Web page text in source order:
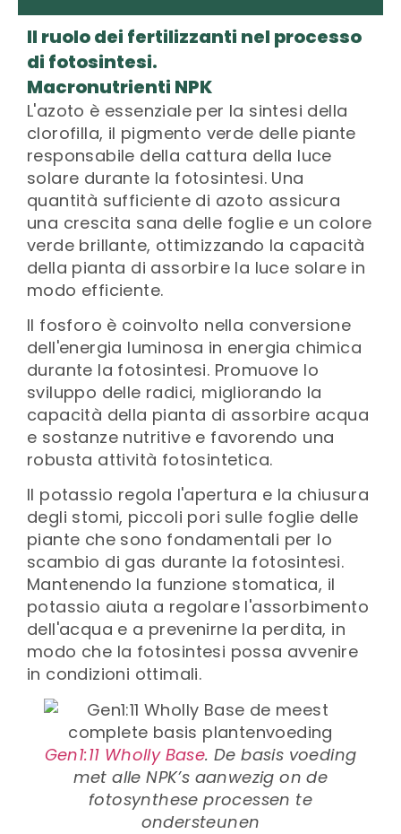
Il ruolo dei fertilizzanti nel processo
di fotosintesi.
Macronutrienti NPK
L'azoto è essenziale per la sintesi della
clorofilla, il pigmento verde delle piante
responsabile della cattura della luce
solare durante la fotosintesi. Una
quantità sufficiente di azoto assicura
una crescita sana delle foglie e un colore
verde brillante, ottimizzando la capacità
della pianta di assorbire la luce solare in
modo efficiente.
Il fosforo è coinvolto nella conversione
dell'energia luminosa in energia chimica
durante la fotosintesi. Promuove lo
sviluppo delle radici, migliorando la
capacità della pianta di assorbire acqua
e sostanze nutritive e favorendo una
robusta attività fotosintetica.
Il potassio regola l'apertura e la chiusura
degli stomi, piccoli pori sulle foglie delle
piante che sono fondamentali per lo
scambio di gas durante la fotosintesi.
Mantenendo la funzione stomatica, il
potassio aiuta a regolare l'assorbimento
dell'acqua e a prevenirne la perdita, in
modo che la fotosintesi possa avvenire
in condizioni ottimali.
Gen1:11 Wholly Base. De basis voeding
met alle NPK’s aanwezig on de
fotosynthese processen te
ondersteunen